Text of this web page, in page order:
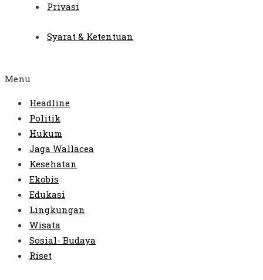
Privasi
Syarat & Ketentuan
Menu
Headline
Politik
Hukum
Jaga Wallacea
Kesehatan
Ekobis
Edukasi
Lingkungan
Wisata
Sosial- Budaya
Riset